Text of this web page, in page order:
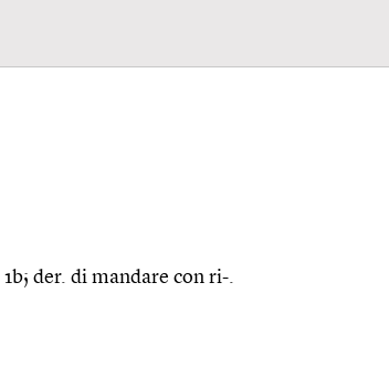
der. di mandare con ri-.